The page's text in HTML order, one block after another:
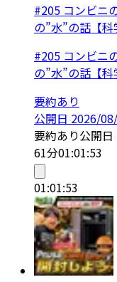
#205 コンビニ
の”水”の話【科
#205 コンビニ
の”水”の話【科
要約あり
公開日 2026/
要約あり公開日
61分01:01:53
01:01:53